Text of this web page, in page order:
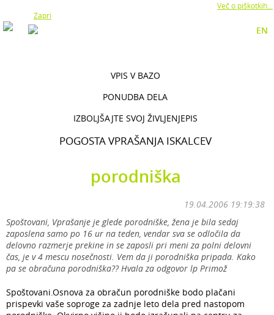
Več o piškotkih...
Zapri
EN
VPIS V BAZO
PONUDBA DELA
IZBOLJŠAJTE SVOJ ŽIVLJENJEPIS
POGOSTA VPRAŠANJA ISKALCEV
porodniška
19.04.2006 19:19:38
Spoštovani, Vprašanje je glede porodniške, žena je bila sedaj
zaposlena samo po 16 ur na teden, vendar sva se odločila da
delovno razmerje prekine in se zaposli pri meni za polni delovni
čas, je v 4 mescu nosečnosti. Vem da ji porodniška pripada. Kako
pa se obračuna porodniška?? Hvala za odgovor lp Primož
Spoštovani.Osnova za obračun porodniške bodo plačani
prispevki vaše soproge za zadnje leto dela pred nastopom